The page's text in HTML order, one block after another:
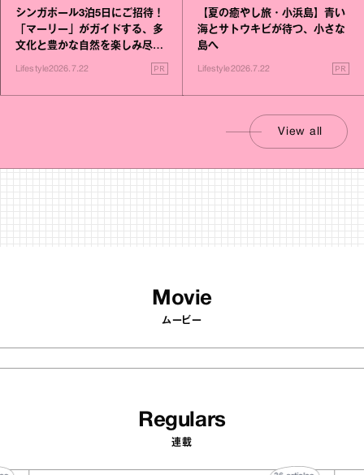
シンガポール3泊5日にご招待！
「マーリー」がガイドする、多
文化と豊かな自然を楽しみ尽く
Lifestyle2026.7.22 PR
【夏の癒やし旅・小浜島】青い
海とサトウキビが待つ、小さな
島へ
Lifestyle2026.7.22 PR
View all
Movie
ムービー
Regulars
連載